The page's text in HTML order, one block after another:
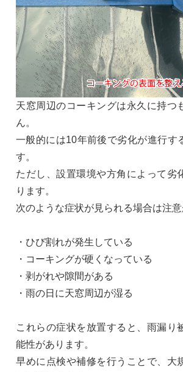
天窓周辺のコーキングは永久に持つ
ん。
一般的には10年前後で劣化が進行す
す。
ただし、設置環境や方角によって劣
ります。
次のような症状が見られる場合は注意
・ひび割れが発生している
・コーキングが硬くなっている
・剥がれや隙間がある
・雨の日に天窓周辺が湿る
これらの症状を放置すると、雨漏り
能性があります。
早めに点検や補修を行うことで、大